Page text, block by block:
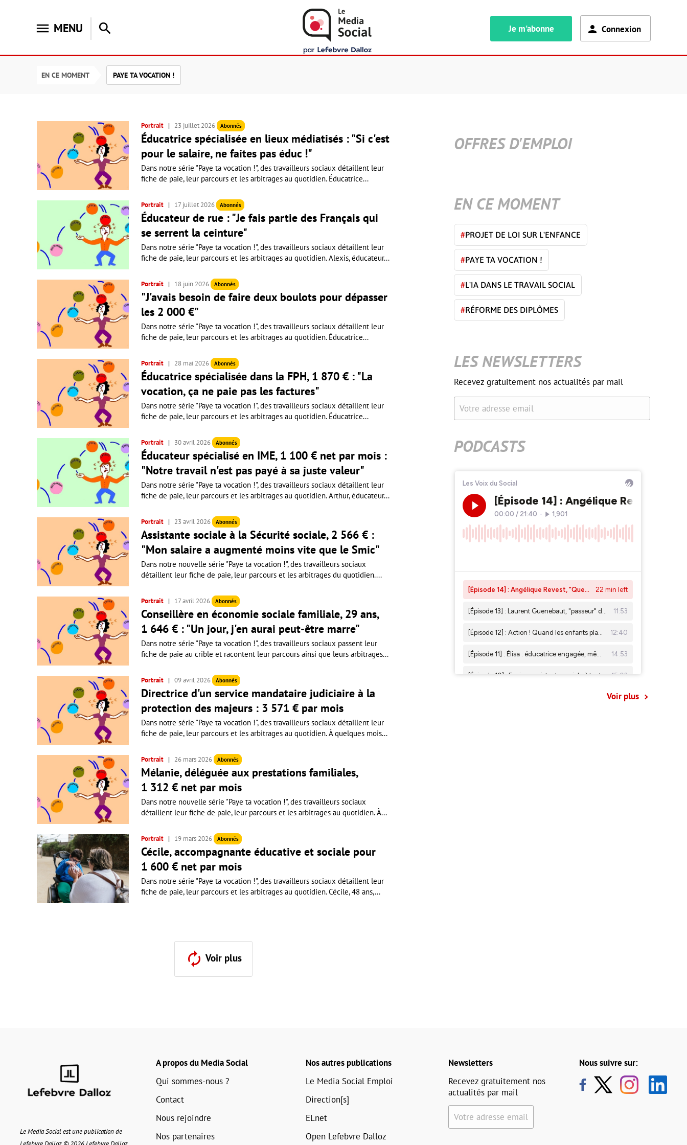
menu MENU search Je m'abonne Connexion
EN CE MOMENT PAYE TA VOCATION !
Portrait 23 juillet 2026 Abonnés
Éducatrice spécialisée en lieux médiatisés : "Si c'est
pour le salaire, ne faites pas éduc !"
Dans notre série "Paye ta vocation !", des travailleurs sociaux détaillent leur
fiche de paie, leur parcours et les arbitrages au quotidien. Éducatrice...
Portrait 17 juillet 2026 Abonnés
Éducateur de rue : "Je fais partie des Français qui
se serrent la ceinture"
Dans notre série "Paye ta vocation !", des travailleurs sociaux détaillent leur
fiche de paie, leur parcours et les arbitrages au quotidien. Alexis, éducateur...
Portrait 18 juin 2026 Abonnés
"J'avais besoin de faire deux boulots pour dépasser
les 2 000 €"
Dans notre série "Paye ta vocation !", des travailleurs sociaux détaillent leur
fiche de paie, leur parcours et les arbitrages au quotidien. Éducatrice...
Portrait 28 mai 2026 Abonnés
Éducatrice spécialisée dans la FPH, 1 870 € : "La
vocation, ça ne paie pas les factures"
Dans notre série "Paye ta vocation !", des travailleurs sociaux détaillent leur
fiche de paie, leur parcours et les arbitrages au quotidien. Éducatrice...
Portrait 30 avril 2026 Abonnés
Éducateur spécialisé en IME, 1 100 € net par mois :
"Notre travail n'est pas payé à sa juste valeur"
Dans notre série "Paye ta vocation !", des travailleurs sociaux détaillent leur
fiche de paie, leur parcours et les arbitrages au quotidien. Arthur, éducateur...
Portrait 23 avril 2026 Abonnés
Assistante sociale à la Sécurité sociale, 2 566 € :
"Mon salaire a augmenté moins vite que le Smic"
Dans notre nouvelle série "Paye ta vocation !", des travailleurs sociaux
détaillent leur fiche de paie, leur parcours et les arbitrages du quotidien....
Portrait 17 avril 2026 Abonnés
Conseillère en économie sociale familiale, 29 ans,
1 646 € : "Un jour, j'en aurai peut-être marre"
Dans notre série "Paye ta vocation !", des travailleurs sociaux passent leur
fiche de paie au crible et racontent leur parcours ainsi que leurs arbitrages...
Portrait 09 avril 2026 Abonnés
Directrice d'un service mandataire judiciaire à la
protection des majeurs : 3 571 € par mois
Dans notre série "Paye ta vocation !", des travailleurs sociaux détaillent leur
fiche de paie, leur parcours et les arbitrages au quotidien. À quelques mois...
Portrait 26 mars 2026 Abonnés
Mélanie, déléguée aux prestations familiales,
1 312 € net par mois
Dans notre nouvelle série "Paye ta vocation !", des travailleurs sociaux
détaillent leur fiche de paie, leur parcours et les arbitrages au quotidien. À...
Portrait 19 mars 2026 Abonnés
Cécile, accompagnante éducative et sociale pour
1 600 € net par mois
Dans notre série "Paye ta vocation !", des travailleurs sociaux détaillent leur
fiche de paie, leur parcours et les arbitrages au quotidien. Cécile, 48 ans,...
Voir plus
OFFRES D'EMPLOI
EN CE MOMENT
#PROJET DE LOI SUR L'ENFANCE
#PAYE TA VOCATION !
#L'IA DANS LE TRAVAIL SOCIAL
#RÉFORME DES DIPLÔMES
LES NEWSLETTERS
Recevez gratuitement nos actualités par mail
Votre adresse email
PODCASTS
Voir plus
Le Media Social est une publication de
A propos du Media Social
Qui sommes-nous ?
Contact
Nous rejoindre
Nos partenaires
Nos autres publications
Le Media Social Emploi
Direction[s]
ELnet
Open Lefebvre Dalloz
Newsletters
Recevez gratuitement nos
actualités par mail
Votre adresse email
Nous suivre sur: